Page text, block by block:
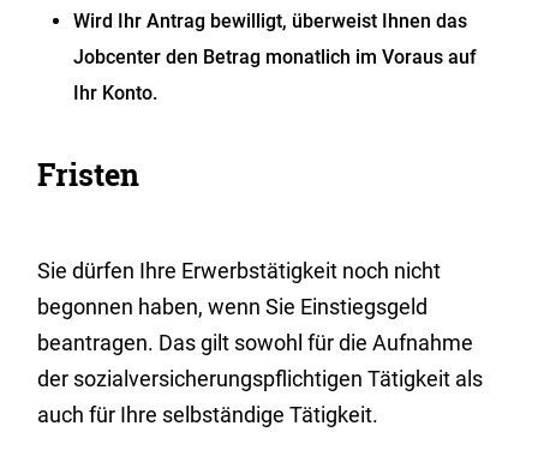
Wird Ihr Antrag bewilligt, überweist Ihnen das
Jobcenter den Betrag monatlich im Voraus auf
Ihr Konto.
Fristen
Sie dürfen Ihre Erwerbstätigkeit noch nicht
begonnen haben, wenn Sie Einstiegsgeld
beantragen. Das gilt sowohl für die Aufnahme
der sozialversicherungspflichtigen Tätigkeit als
auch für Ihre selbständige Tätigkeit.